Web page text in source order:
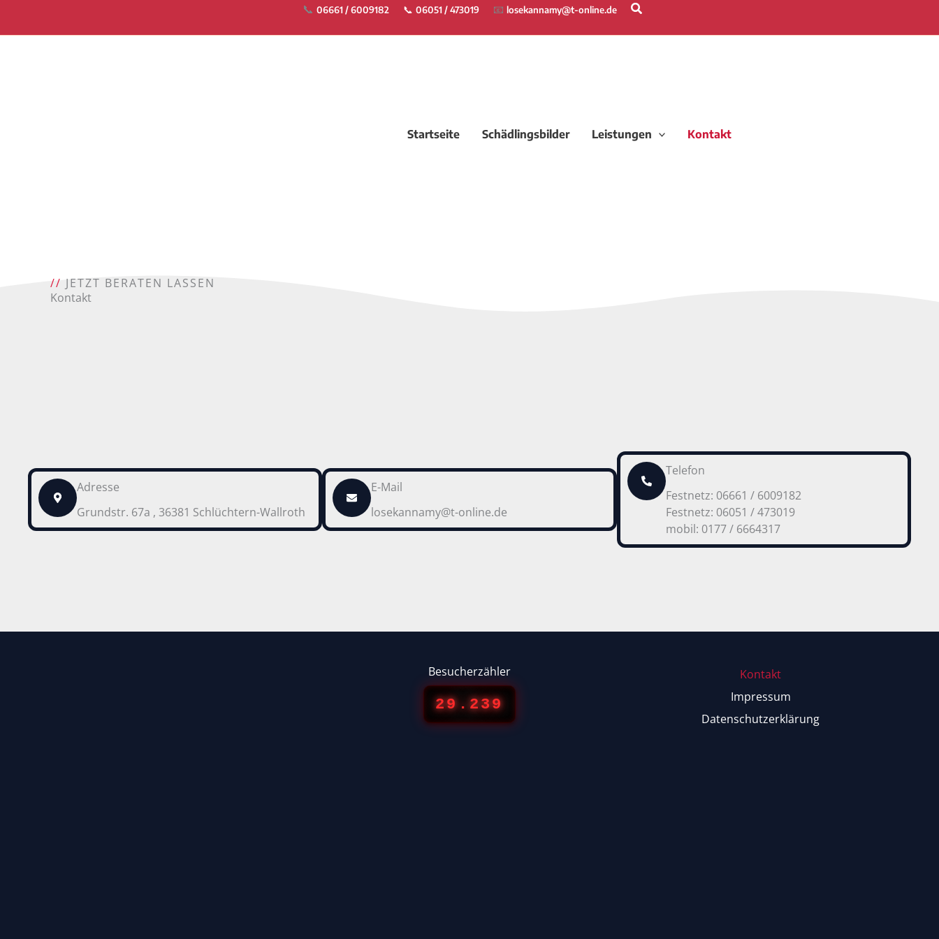
📞 06661 / 6009182 📞 06051 / 473019 📧 losekannamy@t-online.de Suchen
Startseite Schädlingsbilder Leistungen Kontakt
// JETZT BERATEN LASSEN
Kontakt
Adresse
Grundstr. 67a , 36381 Schlüchtern-Wallroth
E-Mail
losekannamy@t-online.de
Telefon
Festnetz: 06661 / 6009182
Festnetz: 06051 / 473019
mobil: 0177 / 6664317
Besucherzähler
29.239
Kontakt
Impressum
Datenschutzerklärung